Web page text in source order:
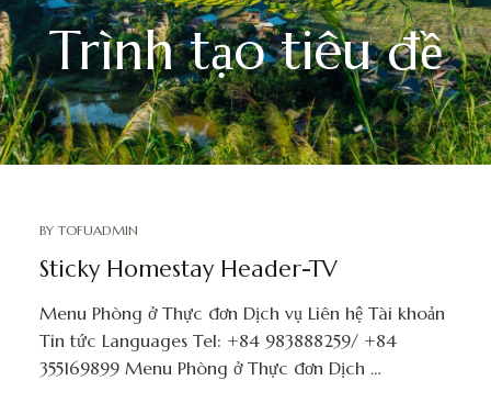
Trình tạo tiêu đề
BY TOFUADMIN
Sticky Homestay Header-TV
Menu Phòng ở Thực đơn Dịch vụ Liên hệ Tài khoản
Tin tức Languages Tel: +84 983888259/ +84
355169899 Menu Phòng ở Thực đơn Dịch …